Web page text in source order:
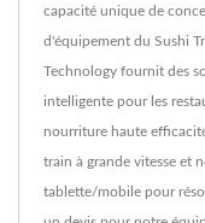
capacité unique de
d'équipement du Sushi
Technology fournit des
intelligente pour les
nourriture haute
train à grande vitesse et
tablette/mobile pour